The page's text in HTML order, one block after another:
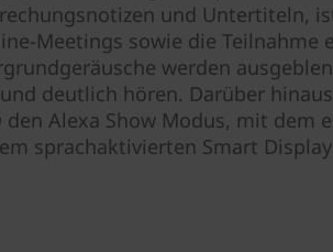
und Untertiteln,
Meetings sowie die Teilnahme
werden
deutlich hören. Darüber hinaus
Alexa Show Modus, mit dem
sprachaktivierten Smart